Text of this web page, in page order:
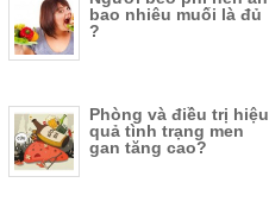
bao nhiêu muối là đủ
?
Phòng và điều trị hiệu
quả tình trạng men
gan tăng cao?